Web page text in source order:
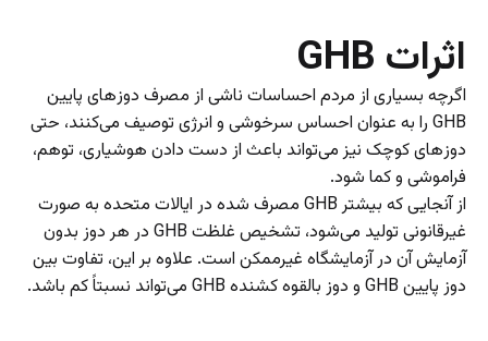
اثرات GHB
اگرچه بسیاری از مردم احساسات ناشی از مصرف دوز‌های پایین
GHB را به عنوان احساس سرخوشی و انرژی توصیف می‌کنند، حتی
دوز‌های کوچک نیز می‌تواند باعث از دست دادن هوشیاری، توهم،
فراموشی و کما شود.
از آنجایی که بیشتر GHB مصرف شده در ایالات متحده به صورت
غیرقانونی تولید می‌شود، تشخیص غلظت GHB در هر دوز بدون
آزمایش آن در آزمایشگاه غیرممکن است. علاوه بر این، تفاوت بین
دوز پایین GHB و دوز بالقوه کشنده GHB می‌تواند نسبتاً کم باشد.